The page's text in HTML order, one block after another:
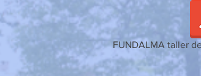
FUNDALMA taller